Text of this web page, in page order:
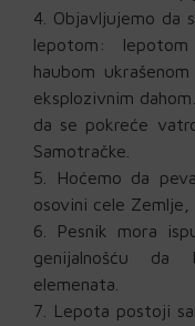
Objavljujemo da
lepotom:
haubom
eksplozivnim
da se pokreće
Samotračke.
Hoćemo da
osovini cele
Pesnik mora
genijalnošću da
elemenata.
Lepota postoji